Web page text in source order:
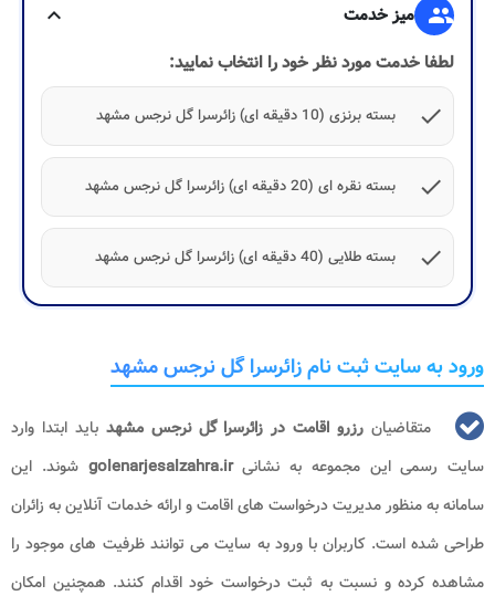
group میز خدمت
expand_more
لطفا خدمت مورد نظر خود را انتخاب نمایید:
check
بسته برنزی (10 دقیقه ای) زائرسرا گل نرجس مشهد
check بسته نقره ای (20 دقیقه ای) زائرسرا گل نرجس مشهد
check بسته طلایی (40 دقیقه ای) زائرسرا گل نرجس مشهد
ورود به سایت ثبت نام زائرسرا گل نرجس مشهد
متقاضیانرزرو اقامت در زائرسرا گل نرجس مشهد باید ابتدا وارد
سایت رسمی این مجموعه به نشانیgolenarjesalzahra.ir شوند. این
سامانه به منظور مدیریت درخواست های اقامت و ارائه خدمات آنلاین به زائران
طراحی شده است. کاربران با ورود به سایت می توانند ظرفیت های موجود را
مشاهده کرده و نسبت به ثبت درخواست خود اقدام کنند. همچنین امکان